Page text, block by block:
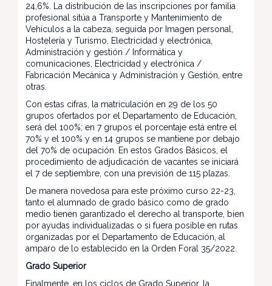
24,6%. La distribución de las inscripciones por familia
profesional sitúa a Transporte y Mantenimiento de
Vehículos a la cabeza, seguida por Imagen personal,
Hostelería y Turismo, Electricidad y electrónica,
Administración y gestión / Informática y
comunicaciones, Electricidad y electrónica /
Fabricación Mecánica y Administración y Gestión, entre
otras.
Con estas cifras, la matriculación en 29 de los 50
grupos ofertados por el Departamento de Educación,
será del 100%; en 7 grupos el porcentaje está entre el
70% y el 100% y en 14 grupos se mantiene por debajo
del 70% de ocupación. En estos Grados Básicos, el
procedimiento de adjudicación de vacantes se iniciará
el 7 de septiembre, con una previsión de 115 plazas.
De manera novedosa para este próximo curso 22-23,
tanto el alumnado de grado básico como de grado
medio tienen garantizado el derecho al transporte, bien
por ayudas individualizadas o si fuera posible en rutas
organizadas por el Departamento de Educación, al
amparo de lo establecido en la Orden Foral 35/2022.
Grado Superior
Finalmente, en los ciclos de Grado Superior, la